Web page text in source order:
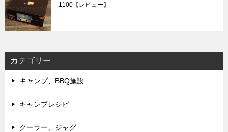
1100【レビュー】
カテゴリー
キャンプ、BBQ施設
キャンプレシピ
クーラー、ジャグ